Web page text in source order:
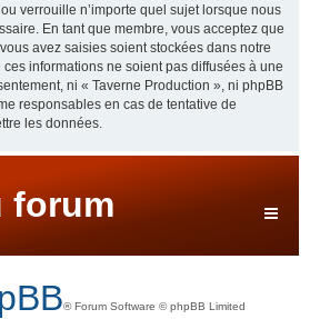
verrouille n’importe quel sujet lorsque nous
En tant que membre, vous acceptez que
avez saisies soient stockées dans notre
informations ne soient pas diffusées à une
ni « Taverne Production », ni phpBB
responsables en cas de tentative de
les données.
forum
® Forum Software © phpBB Limited